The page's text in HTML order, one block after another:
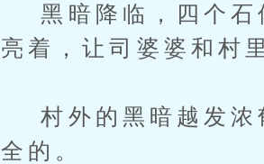
黑暗降临，四个石
亮着，让司婆婆和村
村外的黑暗越发浓
全的。